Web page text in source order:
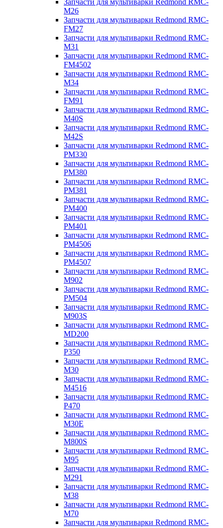
Запчасти для мультиварки Redmond RMC-
M26
Запчасти для мультиварки Redmond RMC-
FM27
Запчасти для мультиварки Redmond RMC-
M31
Запчасти для мультиварки Redmond RMC-
FM4502
Запчасти для мультиварки Redmond RMC-
M34
Запчасти для мультиварки Redmond RMC-
FM91
Запчасти для мультиварки Redmond RMC-
M40S
Запчасти для мультиварки Redmond RMC-
M42S
Запчасти для мультиварки Redmond RMC-
PM330
Запчасти для мультиварки Redmond RMC-
PM380
Запчасти для мультиварки Redmond RMC-
PM381
Запчасти для мультиварки Redmond RMC-
PM400
Запчасти для мультиварки Redmond RMC-
PM401
Запчасти для мультиварки Redmond RMC-
PM4506
Запчасти для мультиварки Redmond RMC-
PM4507
Запчасти для мультиварки Redmond RMC-
M902
Запчасти для мультиварки Redmond RMC-
PM504
Запчасти для мультиварки Redmond RMC-
M903S
Запчасти для мультиварки Redmond RMC-
MD200
Запчасти для мультиварки Redmond RMC-
P350
Запчасти для мультиварки Redmond RMC-
M30
Запчасти для мультиварки Redmond RMC-
M4516
Запчасти для мультиварки Redmond RMC-
P470
Запчасти для мультиварки Redmond RMC-
M30E
Запчасти для мультиварки Redmond RMC-
M800S
Запчасти для мультиварки Redmond RMC-
M95
Запчасти для мультиварки Redmond RMC-
M291
Запчасти для мультиварки Redmond RMC-
M38
Запчасти для мультиварки Redmond RMC-
M70
Запчасти для мультиварки Redmond RMC-